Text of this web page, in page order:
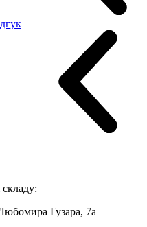
складу:
Гузара, 7а